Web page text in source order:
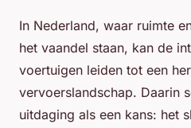
In Nederland, waar ruimte
het vaandel staan, kan de
voertuigen leiden tot een
vervoerslandschap. Daarin
uitdaging als een kans: het